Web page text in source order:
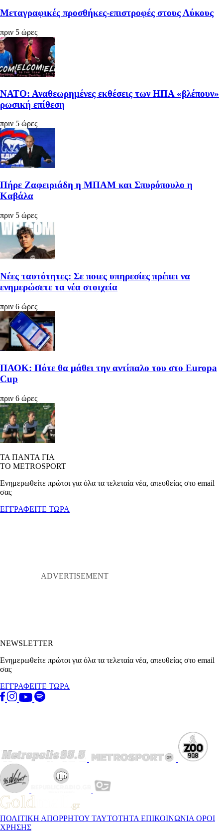
Μεταγραφικές προσθήκες-επιστροφές στους Λύκους
πριν 5 ώρες
ΝΑΤΟ: Αναθεωρημένες εκθέσεις των ΗΠΑ «βλέπουν»
ρωσική επίθεση
πριν 5 ώρες
Πήρε Ζαφειριάδη η ΜΠΑΜ και Σπυρόπουλο η
Καβάλα
πριν 5 ώρες
Νέες ταυτότητες: Σε ποιες υπηρεσίες πρέπει να
ενημερώσετε τα νέα στοιχεία
πριν 6 ώρες
ΠΑΟΚ: Πότε θα μάθει την αντίπαλο του στο Europa
Cup
πριν 6 ώρες
ΤΑ ΠΑΝΤΑ ΓΙΑ
ΤΟ METROSPORT
Ενημερωθείτε πρώτοι για όλα τα τελεταία νέα, απευθείας στο email
σας
ΕΓΓΡΑΦΕΙΤΕ ΤΩΡΑ
NEWSLETTER
Ενημερωθείτε πρώτοι για όλα τα τελεταία νέα, απευθείας στο email
σας
ΕΓΓΡΑΦΕΙΤΕ ΤΩΡΑ
ΠΟΛΙΤΙΚΗ ΑΠΟΡΡΗΤΟΥ ΤΑΥΤΟΤΗΤΑ ΕΠΙΚΟΙΝΩΝΙΑ ΟΡΟΙ
ΧΡΗΣΗΣ